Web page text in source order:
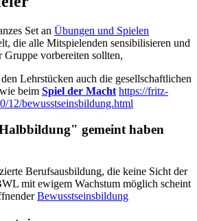
Set an Übungen und Spielen
die alle Mitspielenden sensibilisieren und
vorbereiten sollten,
Lehrstücken auch die gesellschaftlichen
beim Spiel der Macht https://fritz-
12/bewusstseinsbildung.html
gemeint haben
Berufsausbildung, die keine Sicht der
mit ewigem Wachstum möglich scheint
Bewusstseinsbildung